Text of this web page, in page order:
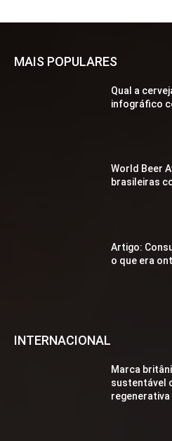
MAIS POPULARES
Qual a
infográfico
World Beer
brasileiras
Artigo:
o que era
INTERNACIONAL
Marca
sustentável
regenerativa